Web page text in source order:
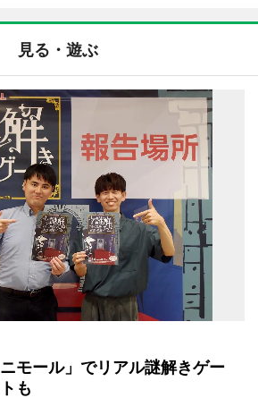
見る・遊ぶ
モール」でリアル謎解きゲー
も